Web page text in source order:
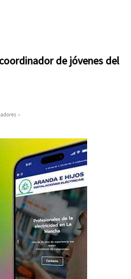
de jóvenes del
–